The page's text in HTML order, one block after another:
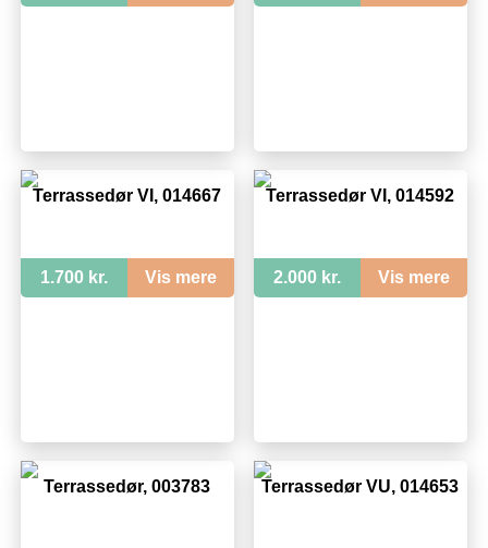
Terrassedør VI, 014667
1.700 kr. Vis mere
Terrassedør VI, 014592
2.000 kr. Vis mere
Terrassedør, 003783 Terrassedør VU, 014653